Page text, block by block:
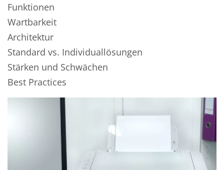
Funktionen
Wartbarkeit
Architektur
Standard vs. Individuallösungen
Stärken und Schwächen
Best Practices